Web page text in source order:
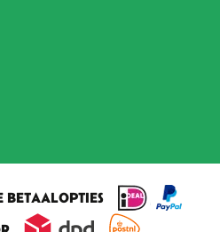
BETAALOPTIES